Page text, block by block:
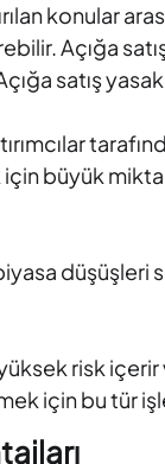
konular
Açığa
satış
büyük
düşüşleri
risk
için bu tür